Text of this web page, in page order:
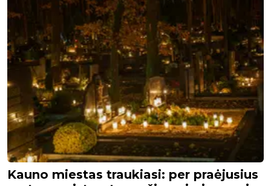
Kauno miestas traukiasi: per praėjusius